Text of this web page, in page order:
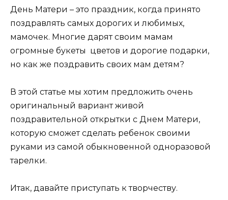
День Матери – это праздник, когда принято
поздравлять самых дорогих и любимых,
мамочек. Многие дарят своим мамам
огромные букеты цветов и дорогие подарки,
но как же поздравить своих мам детям?
В этой статье мы хотим предложить очень
оригинальный вариант живой
поздравительной открытки с Днем Матери,
которую сможет сделать ребенок своими
руками из самой обыкновенной одноразовой
тарелки.
Итак, давайте приступать к творчеству.